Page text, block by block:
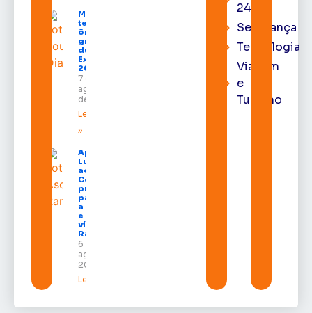
Macapá
terá
ônibus
gratuitos
durante a
Expofeira
2026
7 de
agosto
de 2026
Leia mais
»
Após veto,
Lula envia
ao
Congresso
projeto
para criar
a UNIFRON
e grava
vídeo para
Randolfe
6 de
agosto de
2026
Leia mais »
24h
Segurança
Tecnologia
Viagem
e
Turismo